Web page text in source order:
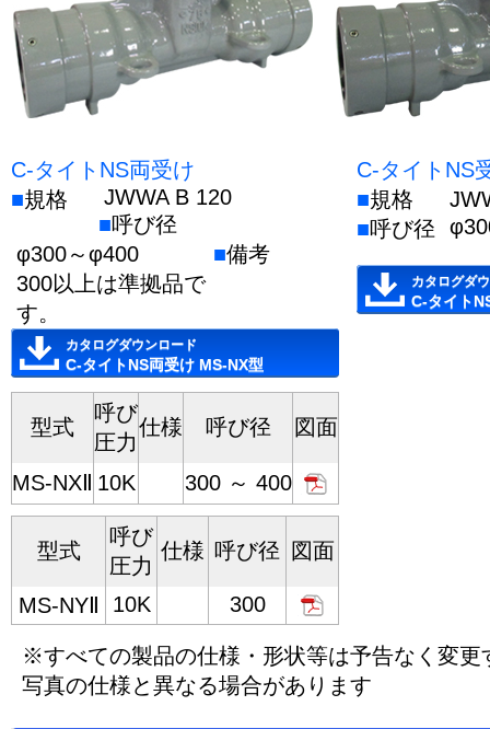
C-タイトNS両受け
■規格
JWWA B 120
■呼び径
φ300～φ400
■備考
300以上は準拠品で
す。
カタログダウンロード
C-タイトNS両受け MS-NX型
C-タイトNS
■規格
■呼び径
カタログダ
C-タイト
型式
呼び
圧力
仕様 呼び径 図面
MS-NXⅡ 10K 300 ～ 400
型式
呼び
圧力
仕様 呼び径 図面
MS-NYⅡ 10K 300
※すべての製品の仕様・形状等は予告なく変更
写真の仕様と異なる場合があります